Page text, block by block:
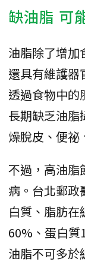
缺油脂 可
油脂除了增加
還具有維護器
透過食物中的
長期缺乏油脂
燥脫皮、便祕
不過，高油脂
病。台北郵政
白質、脂肪
60%、蛋白質
油脂不可多於